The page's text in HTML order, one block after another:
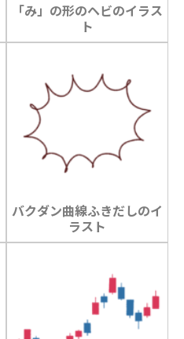
「み」の形のヘビのイラス
ト
バクダン曲線ふきだしのイ
ラスト